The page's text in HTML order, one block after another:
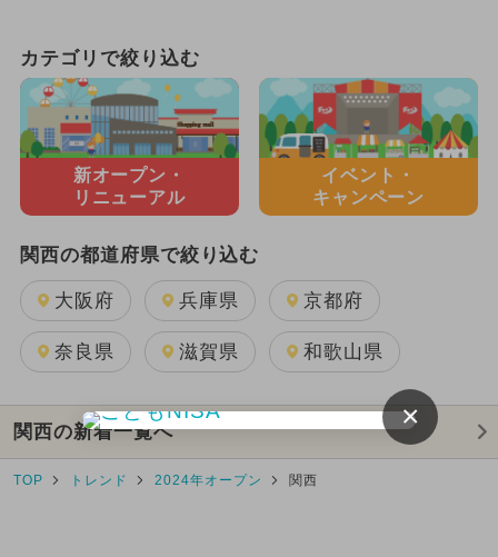
カテゴリで絞り込む
新オープン・
リニューアル
イベント・
キャンペーン
関西の都道府県で絞り込む
大阪府 兵庫県 京都府
奈良県 滋賀県 和歌山県
関西の新着一覧へ
TOP トレンド 2024年オープン 関西
×